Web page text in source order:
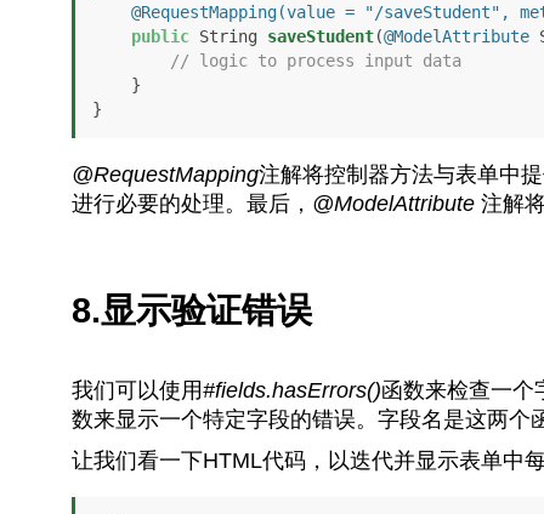
@RequestMapping(value = "/saveStudent",
public String saveStudent(@ModelAttribute
// logic to process input data
}
@RequestMapping注解将控制器方法与表单中
进行必要的处理。最后， @ModelAttribute注解
8.显示验证错误
我们可以使用#fields.hasErrors()函数来检查一个
数来显示一个特定字段的错误。字段名是这两个
让我们看一下HTML代码，以迭代并显示表单中